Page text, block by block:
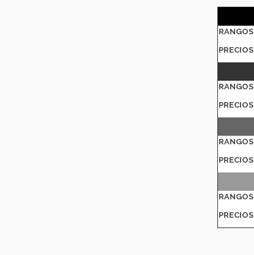
RANGOS
PRECIOS
RANGOS
PRECIOS
RANGOS
PRECIOS
RANGOS
PRECIOS